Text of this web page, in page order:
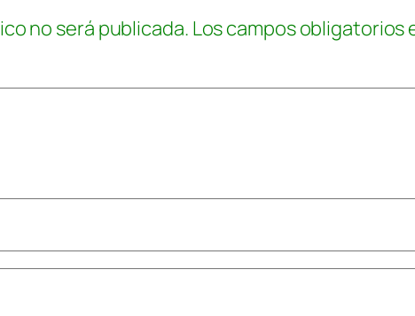
no será publicada. Los campos